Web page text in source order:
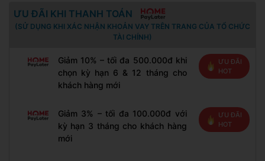
ƯU ĐÃI KHI THANH TOÁN
(SỬ DỤNG KHI XÁC NHẬN KHOẢN VAY TRÊN TRANG CỦA TỔ CHỨC
TÀI CHÍNH)
Giảm 10% – tối đa 500.000đ khi
chọn kỳ hạn 6 & 12 tháng cho
khách hàng mới
ƯU ĐÃI
HOT
Giảm 3% – tối đa 100.000đ với
kỳ hạn 3 tháng cho khách hàng
mới
ƯU ĐÃI
HOT